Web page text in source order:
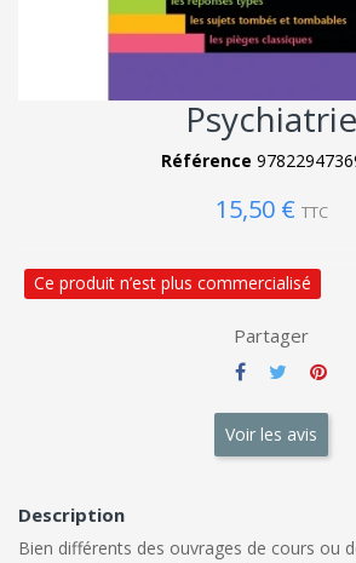
Psychiatrie
Référence
15,50 € TTC
Ce produit n’est plus commercialisé
Partager
Voir les avis
Description
Bien différents des ouvrages de cours ou